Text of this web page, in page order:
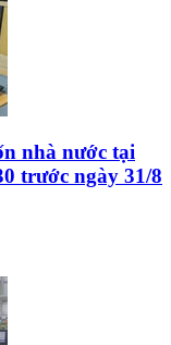
nhà nước tại
trước ngày 31/8